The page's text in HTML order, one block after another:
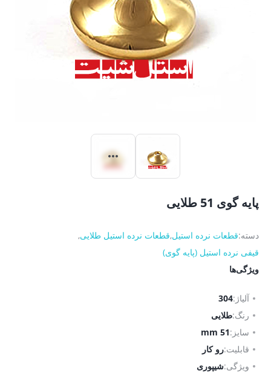
پایه گوی 51 طلایی
دسته:قطعات نرده استیل,قطعات نرده استیل طلایی,
قیفی نرده استیل (پایه گوی)
ویژگی‌ها
آلیاژ:304
رنگ:طلایی
سایز:51 mm
قابلیت:رو کار
ویژگی:شیپوری